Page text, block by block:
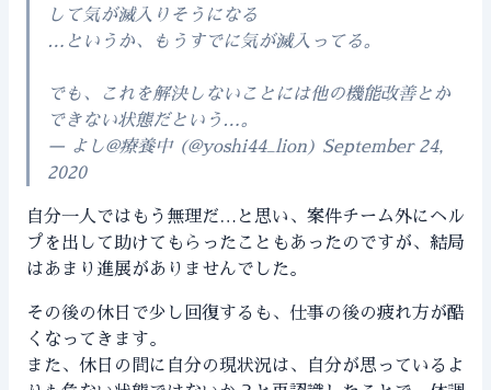
して気が滅入りそうになる
…というか、もうすでに気が滅入ってる。
でも、これを解決しないことには他の機能改善とか
できない状態だという…。
— よし@療養中 (@yoshi44_lion) September 24,
2020
自分一人ではもう無理だ…と思い、案件チーム外にヘル
プを出して助けてもらったこともあったのですが、結局
はあまり進展がありませんでした。
その後の休日で少し回復するも、仕事の後の疲れ方が酷
くなってきます。
また、休日の間に自分の現状況は、自分が思っているよ